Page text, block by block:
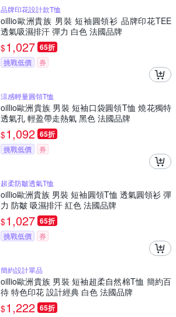
品牌印花設計款T恤
oillio歐洲貴族 男裝 短袖圓領衫 品牌印花TEE
透氣吸濕排汗 彈力 白色 法國品牌
$1,027 65折
挑戰低價 券
涼感輕量圓領T恤
oillio歐洲貴族 男裝 短袖口袋圓領T恤 燒花獨特
透氣孔 輕盈帶走熱氣 黑色 法國品牌
$1,092 65折
挑戰低價 券
超柔防皺透氣T恤
oillio歐洲貴族 男裝 短袖圓領T恤 透氣圓領衫 彈
力 防皺 吸濕排汗 紅色 法國品牌
$1,027 65折
挑戰低價 券
簡約設計單品
oillio歐洲貴族 男裝 短袖超柔自然棉T恤 簡約百
待 特色印花 設計經典 白色 法國品牌
$1,222 65折